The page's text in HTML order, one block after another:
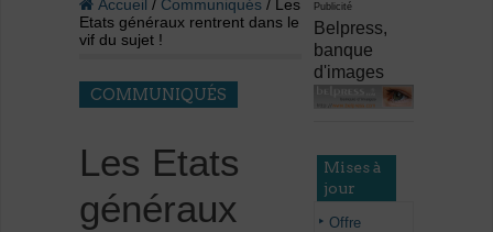
Accueil / Communiqués/ Les
Etats généraux rentrent dans le
vif du sujet !
COMMUNIQUÉS
Les Etats
généraux
Publicité
Belpress,
banque
d'images
Mises à
jour
Offre